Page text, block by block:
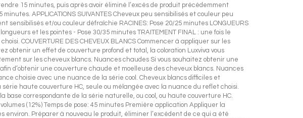
15 minutes, puis après avoir éliminé l’excès de produit précédemment
APPLICATIONS SUIVANTES Cheveux peu sensibilisés et couleur peu
sensibilisés et/ou couleur défraîchie RACINES: Pose 20/25 minutes LONGUEURS
et les pointes - Pose 30/35 minutes TRAITEMENT FINAL : une fois le
COUVERTURE DES CHEVEUX BLANCS Commencer à appliquer sur les
obtenir un effet de couverture profond et total, la coloration Luxviva vous
sur les cheveux blancs. Nuances chaudes Si vous souhaitez obtenir une
d’obtenir une couverture chaude et moelleuse des cheveux blancs. Nuances
choisie avec une nuance de la série cool. Cheveux blancs difficiles et
haute couverture HC, seule ou mélangée avec la nuance du reflet choisi.
correspondante de la série naturelle, ou cool, ou haute couverture HC.
(12%) Temps de pose: 45 minutes Première application Appliquer la
Préparer à nouveau le produit, éliminer l’excédent de ce qui a été